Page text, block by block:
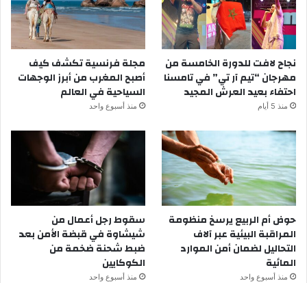
نجاح لافت للدورة الخامسة من
مهرجان “تيم آر تي” في تامسنا
احتفاء بعيد العرش المجيد
منذ 5 أيام
مجلة فرنسية تكشف كيف
أصبح المغرب من أبرز الوجهات
السياحية في العالم
منذ أسبوع واحد
حوض أم الربيع يرسخ منظومة
المراقبة البيئية عبر آلاف
التحاليل لضمان أمن الموارد
المائية
منذ أسبوع واحد
سقوط رجل أعمال من
شيشاوة في قبضة الأمن بعد
ضبط شحنة ضخمة من
الكوكايين
منذ أسبوع واحد